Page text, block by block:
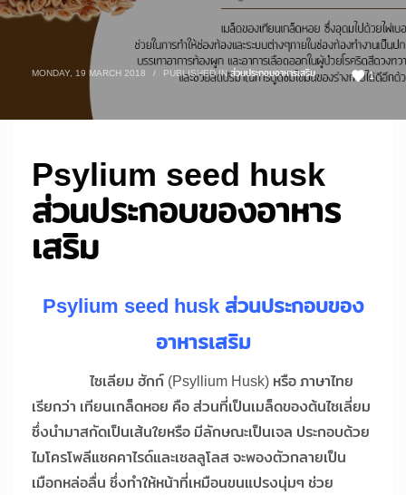
1
MONDAY, 19 MARCH 2018 / PUBLISHED INส่วนประกอบอาหารเสริม
Psylium seed husk
ส่วนประกอบของอาหาร
เสริม
Psylium seed husk ส่วนประกอบของ
อาหารเสริม
ไซเลียม ฮักก์ (Psyllium Husk) หรือ ภาษาไทย
เรียกว่า เทียนเกล็ดหอย คือ ส่วนที่เป็นเมล็ดของต้นไซเลี่ยม
ซึ่งนำมาสกัดเป็นเส้นใยหรือ มีลักษณะเป็นเจล ประกอบด้วย
ไมโครโพลีแซคคาไรด์และเซลลูโลส จะพองตัวกลายเป็น
เมือกหล่อลื่น ซึ่งทำให้หน้าที่เหมือนขนแปรงนุ่มๆ ช่วย